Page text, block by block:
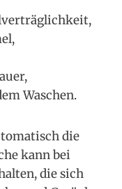
Waschen.
die
kann bei
die sich